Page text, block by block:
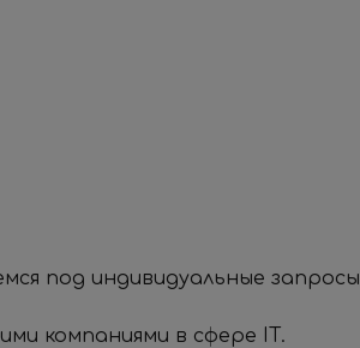
под индивидуальные запросы
компаниями в сфере IT.